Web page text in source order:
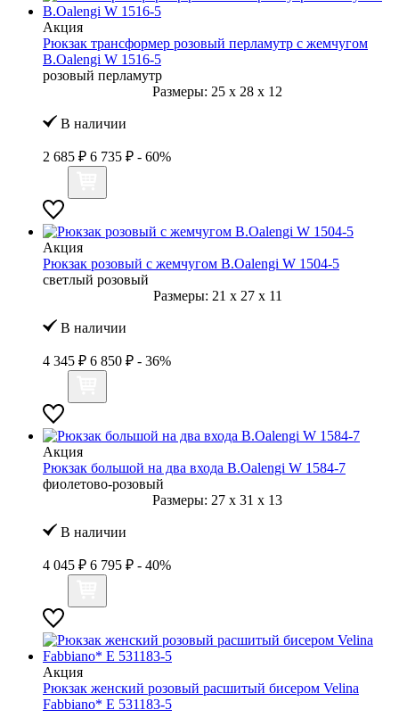
Акция
Рюкзак трансформер розовый перламутр с жемчугом
B.Oalengi W 1516-5
розовый перламутр
Размеры: 25 x 28 x 12
В наличии
2 685 ₽ 6 735 ₽ - 60%
Акция
Рюкзак розовый с жемчугом B.Oalengi W 1504-5
светлый розовый
Размеры: 21 x 27 x 11
В наличии
4 345 ₽ 6 850 ₽ - 36%
Акция
Рюкзак большой на два входа B.Oalengi W 1584-7
фиолетово-розовый
Размеры: 27 x 31 x 13
В наличии
4 045 ₽ 6 795 ₽ - 40%
Акция
Рюкзак женский розовый расшитый бисером Velina
Fabbiano* E 531183-5